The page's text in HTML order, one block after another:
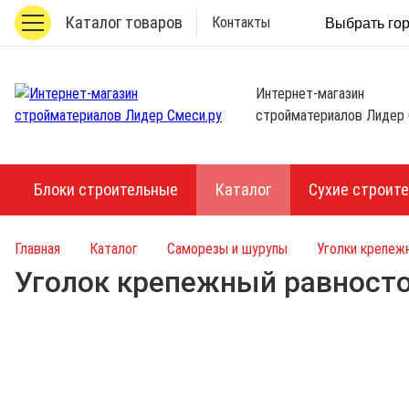
Каталог товаров Контакты Выбрать
Интернет-магазин
стройматериалов Лидер
Блоки строительные Каталог Сухие
Главная Каталог Саморезы и шурупы Уголки
Уголок крепежный